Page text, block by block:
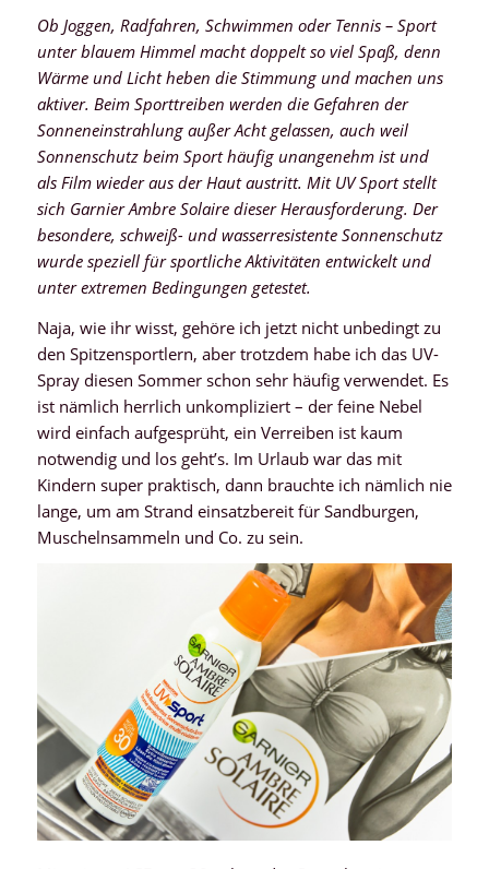
Ob Joggen, Radfahren, Schwimmen oder Tennis – Sport
unter blauem Himmel macht doppelt so viel Spaß, denn
Wärme und Licht heben die Stimmung und machen uns
aktiver. Beim Sporttreiben werden die Gefahren der
Sonneneinstrahlung außer Acht gelassen, auch weil
Sonnenschutz beim Sport häufig unangenehm ist und
als Film wieder aus der Haut austritt. Mit UV Sport stellt
sich Garnier Ambre Solaire dieser Herausforderung. Der
besondere, schweiß- und wasserresistente Sonnenschutz
wurde speziell für sportliche Aktivitäten entwickelt und
unter extremen Bedingungen getestet.
Naja, wie ihr wisst, gehöre ich jetzt nicht unbedingt zu
den Spitzensportlern, aber trotzdem habe ich das UV-
Spray diesen Sommer schon sehr häufig verwendet. Es
ist nämlich herrlich unkompliziert – der feine Nebel
wird einfach aufgesprüht, ein Verreiben ist kaum
notwendig und los geht’s. Im Urlaub war das mit
Kindern super praktisch, dann brauchte ich nämlich nie
lange, um am Strand einsatzbereit für Sandburgen,
Muschelnsammeln und Co. zu sein.